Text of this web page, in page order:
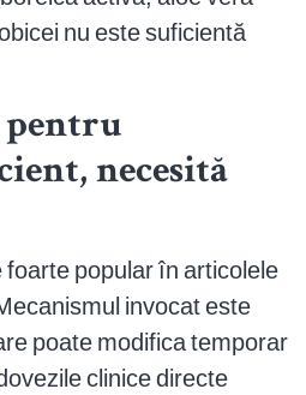
nu este suficientă
pentru
necesită
foarte popular în articolele
invocat este
poate modifica temporar
clinice directe